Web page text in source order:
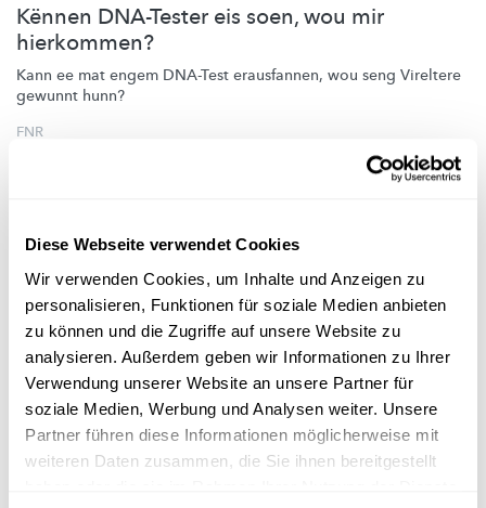
Diese Webseite verwendet Cookies
Wir verwenden Cookies, um Inhalte und Anzeigen zu
personalisieren, Funktionen für soziale Medien anbieten
zu können und die Zugriffe auf unsere Website zu
analysieren. Außerdem geben wir Informationen zu Ihrer
Verwendung unserer Website an unsere Partner für
soziale Medien, Werbung und Analysen weiter. Unsere
Partner führen diese Informationen möglicherweise mit
weiteren Daten zusammen, die Sie ihnen bereitgestellt
Kënnen DNA-Tester eis soen, wou mir
hierkommen?
Kann ee mat engem DNA-Test erausfannen, wou seng Vireltere
gewunnt hunn?
FNR
Wissenschaft in der Gesellschaft
REPRÄSENTATIVE FNR-UMFRAGE